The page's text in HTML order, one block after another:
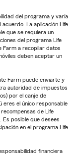
del programa y varía
La aplicación Life
que se requiera un
del programa Life
Farm a recopilar datos
deben aceptar un
Farm puede enviarte y
autoridad de impuestos
por el canje de
eres el único responsable
de Life
Es posible que desees
en el programa Life
financiera